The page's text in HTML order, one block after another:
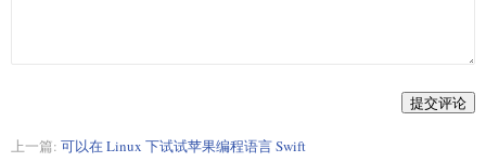
提交评论
上一篇: 可以在 Linux 下试试苹果编程语言 Swift